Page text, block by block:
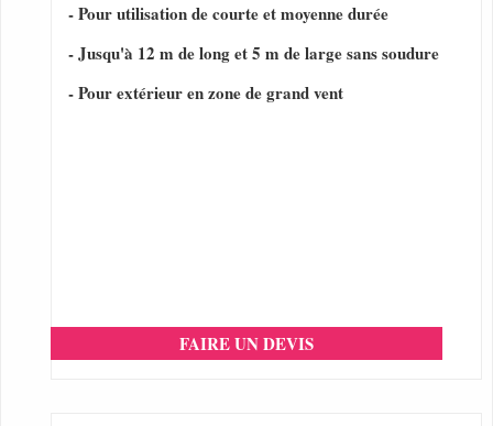
- Pour utilisation de courte et moyenne durée
- Jusqu'à 12 m de long et 5 m de large sans soudure
- Pour extérieur en zone de grand vent
FAIRE UN DEVIS